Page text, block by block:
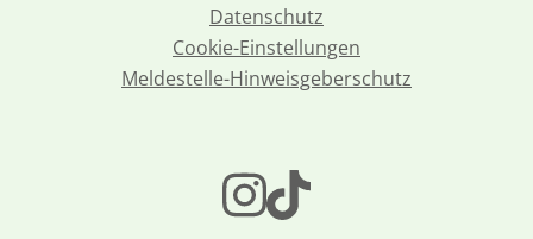
Datenschutz
Cookie-Einstellungen
Meldestelle-Hinweisgeberschutz